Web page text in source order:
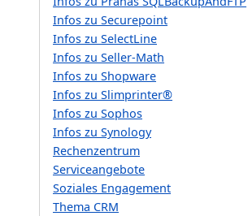
Infos zu Securepoint
Infos zu SelectLine
Infos zu Seller-Math
Infos zu Shopware
Infos zu Slimprinter®
Infos zu Sophos
Infos zu Synology
Rechenzentrum
Serviceangebote
Soziales Engagement
Thema CRM